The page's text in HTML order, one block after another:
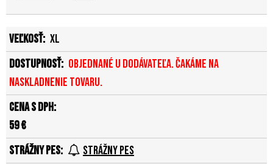
XL
Objednané u dodávateľa. Čakáme na
naskladnenie tovaru.
59 €
Strážny pes